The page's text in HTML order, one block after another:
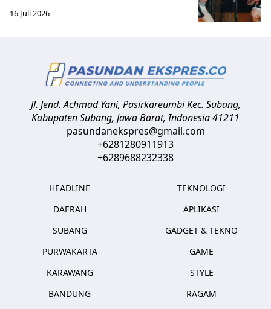
16 Juli 2026
Jl. Jend. Achmad Yani, Pasirkareumbi Kec. Subang,
Kabupaten Subang, Jawa Barat,Indonesia41211
pasundanekspres@gmail.com
+6281280911913
+6289688232338
HEADLINE
DAERAH
SUBANG
PURWAKARTA
KARAWANG
BANDUNG
TEKNOLOGI
APLIKASI
GADGET & TEKNO
GAME
STYLE
RAGAM